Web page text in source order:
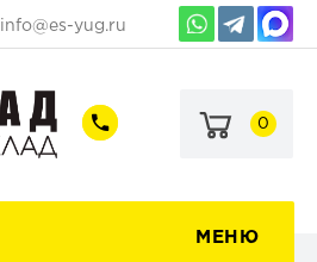
info@es-yug.ru
+7
60-
+7
69-
0
МЕНЮ